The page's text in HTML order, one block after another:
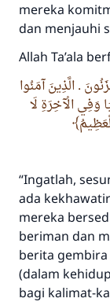
mereka
dan menjauhi
Allah Ta’ala
. الَّذِينَ آمَنُوا
وَفِي الْآخِرَةِ لَا
“Ingatlah,
ada
mereka
beriman dan
berita
(dalam
bagi kalimat-